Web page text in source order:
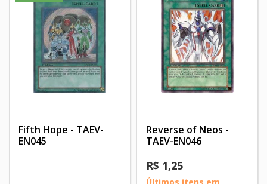
Fifth Hope - TAEV-
EN045
Reverse of Neos -
TAEV-EN046
R$ 1,25